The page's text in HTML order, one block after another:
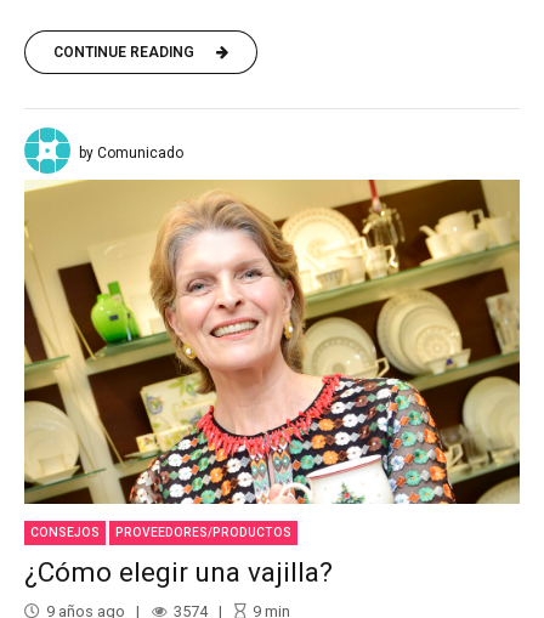
CONTINUE READING
by Comunicado
CONSEJOS PROVEEDORES/PRODUCTOS
¿Cómo elegir una vajilla?
9 años ago 3574 9min